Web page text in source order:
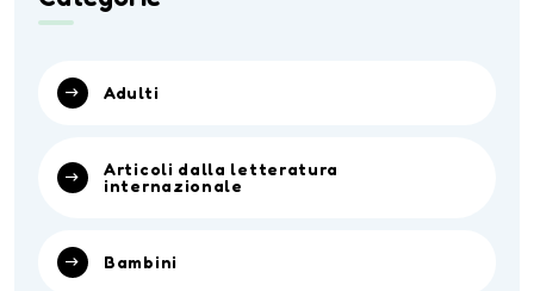
Adulti
Articoli dalla letteratura
internazionale
Bambini